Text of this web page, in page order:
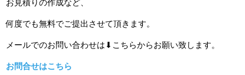
何度でも無料でご提出させて頂きます。
メールでのお問い合わせは⬇こちらからお願い致します。
お問合せはこちら